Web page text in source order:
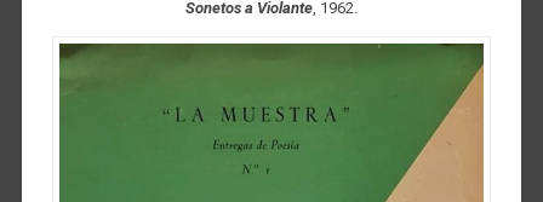
Sonetos a Violante , 1962.